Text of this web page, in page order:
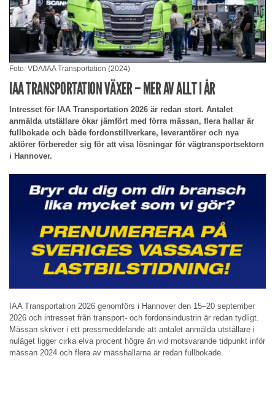
Foto: VDA/IAA Transportation (2024)
IAA TRANSPORTATION VÄXER – MER AV ALLT I ÅR
Intresset för IAA Transportation 2026 är redan stort. Antalet
anmälda utställare ökar jämfört med förra mässan, flera hallar är
fullbokade och både fordonstillverkare, leverantörer och nya
aktörer förbereder sig för att visa lösningar för vägtransportsektorn
i Hannover.
IAA Transportation 2026 genomförs i Hannover den 15–20 september
2026 och intresset från transport- och fordonsindustrin är redan tydligt.
Mässan skriver i ett pressmeddelande att antalet anmälda utställare i
nuläget ligger cirka elva procent högre än vid motsvarande tidpunkt inför
mässan 2024 och flera av mässhallarna är redan fullbokade.